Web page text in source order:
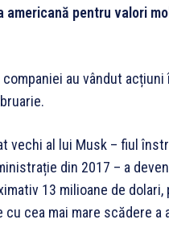
pentru valori
au vândut
vechi al lui Musk – fiul
din 2017 – a
13 milioane de
cea mai mare scădere